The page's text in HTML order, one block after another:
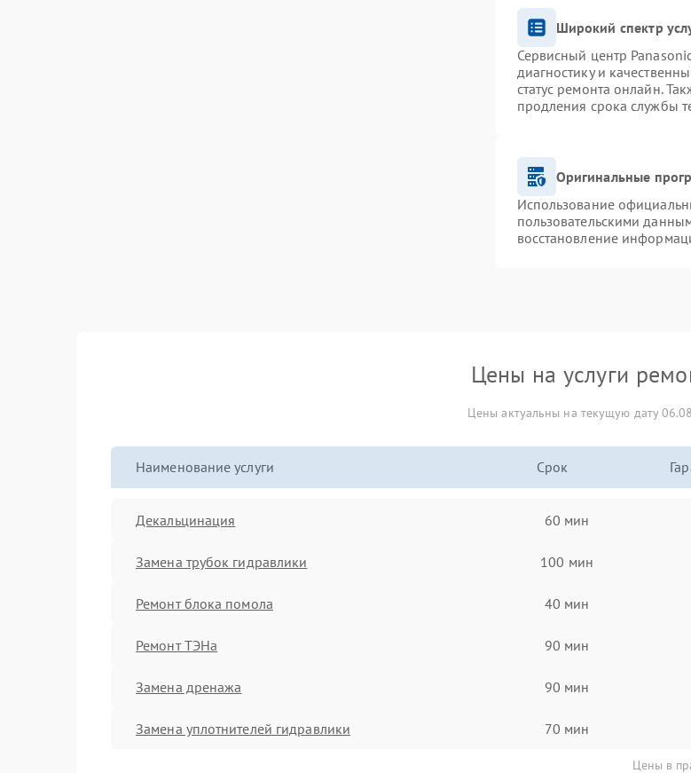
Широкий спектр
Сервисный центр
диагностику и
статус ремонта онлайн.
продления срока службы
Оригинальные
Использование
пользовательскими
восстановление
Цены на услуги
Цены актуальны на текущую дату
Наименование услуги Срок
Декальцинация 60 мин
Замена трубок гидравлики 100 мин
Ремонт блока помола 40 мин
Ремонт ТЭНа 90 мин
Замена дренажа 90 мин
Замена уплотнителей гидравлики 70 мин
Цены в